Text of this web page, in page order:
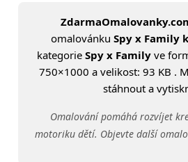
omalovánku Spy x Family
kategorie Spy x Family ve
750×1000 a velikost: 93 KB .
stáhnout a
Omalování pomáhá rozvíjet
motoriku dětí. Objevte další